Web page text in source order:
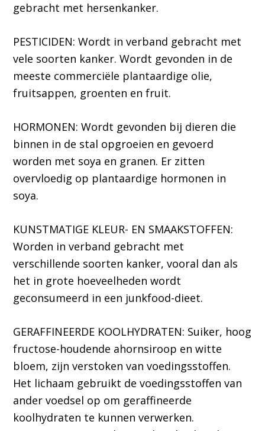
gebracht met hersenkanker.
PESTICIDEN: Wordt in verband gebracht met
vele soorten kanker. Wordt gevonden in de
meeste commerciële plantaardige olie,
fruitsappen, groenten en fruit.
HORMONEN: Wordt gevonden bij dieren die
binnen in de stal opgroeien en gevoerd
worden met soya en granen. Er zitten
overvloedig op plantaardige hormonen in
soya.
KUNSTMATIGE KLEUR- EN SMAAKSTOFFEN:
Worden in verband gebracht met
verschillende soorten kanker, vooral dan als
het in grote hoeveelheden wordt
geconsumeerd in een junkfood-dieet.
GERAFFINEERDE KOOLHYDRATEN: Suiker, hoog
fructose-houdende ahornsiroop en witte
bloem, zijn verstoken van voedingsstoffen.
Het lichaam gebruikt de voedingsstoffen van
ander voedsel op om geraffineerde
koolhydraten te kunnen verwerken.